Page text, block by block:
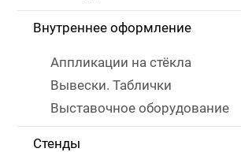
Внутреннее оформление
Аппликации на стёкла
Вывески. Таблички
Выставочное оборудование
Стенды